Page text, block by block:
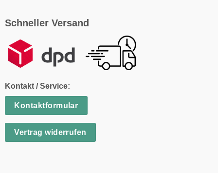
Schneller Versand
Kontakt / Service:
Kontaktformular
Vertrag widerrufen